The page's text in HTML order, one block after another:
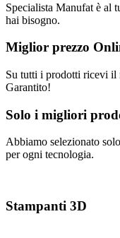
Specialista Manufat è al
hai bisogno.
Miglior prezzo
Su tutti i prodotti ricevi il
Garantito!
Solo i migliori
Abbiamo selezionato
per ogni tecnologia.
Stampanti 3D